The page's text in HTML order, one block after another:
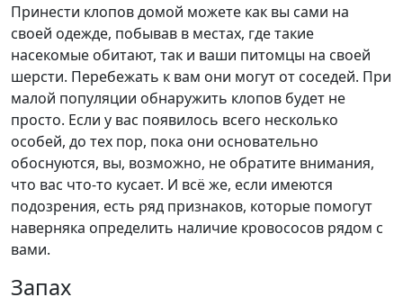
Принести клопов домой можете как вы сами на
своей одежде, побывав в местах, где такие
насекомые обитают, так и ваши питомцы на своей
шерсти. Перебежать к вам они могут от соседей. При
малой популяции обнаружить клопов будет не
просто. Если у вас появилось всего несколько
особей, до тех пор, пока они основательно
обоснуются, вы, возможно, не обратите внимания,
что вас что-то кусает. И всё же, если имеются
подозрения, есть ряд признаков, которые помогут
наверняка определить наличие кровососов рядом с
вами.
Запах